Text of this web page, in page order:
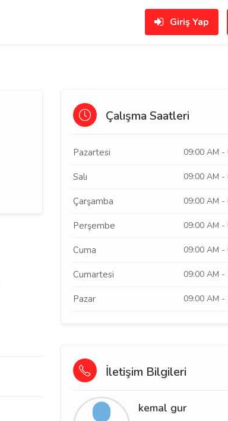
Giriş Yap
Çalışma Saatleri
Pazartesi 09:00 AM -
Salı 09:00 AM -
Çarşamba 09:00 AM -
Perşembe 09:00 AM -
Cuma 09:00 AM -
Cumartesi 09:00 AM -
Pazar 09:00 AM -
İletişim Bilgileri
kemal gur